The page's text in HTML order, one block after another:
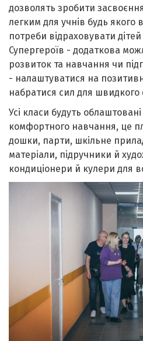
дозволять зробити
легким для учнів будь якого
потреби відраховувати
Супергероїв - додаткова
розвиток та навчання чи
- налаштуватися на
набратися сил для швидкого
Усі класи будуть
комфортного навчання, це
дошки, парти, шкільне
матеріали, підручники й
кондиціонери й кулери для